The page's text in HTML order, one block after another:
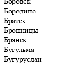
Бородино
Братск
Бронницы
Брянск
Бугульма
Бугуруслан